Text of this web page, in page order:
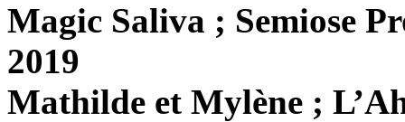
Magic Saliva ; Semiose
2019
Mathilde et Mylène ;